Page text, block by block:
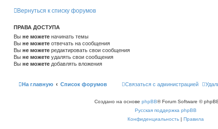
Вернуться к списку форумов
ПРАВА ДОСТУПА
Вы не можете начинать темы
Вы не можете отвечать на сообщения
Вы не можете редактировать свои сообщения
Вы не можете удалять свои сообщения
Вы не можете добавлять вложения
На главную Список форумов Связаться с администрацией
Создано на основе phpBB® Forum Software ©
Русская поддержка phpBB
Конфиденциальность | Правила